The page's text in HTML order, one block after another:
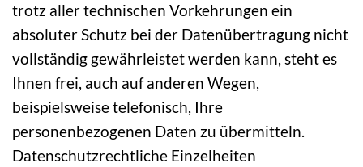
trotz aller technischen Vorkehrungen ein
absoluter Schutz bei der Datenübertragung nicht
vollständig gewährleistet werden kann, steht es
Ihnen frei, auch auf anderen Wegen,
beispielsweise telefonisch, Ihre
personenbezogenen Daten zu übermitteln.
Datenschutzrechtliche Einzelheiten